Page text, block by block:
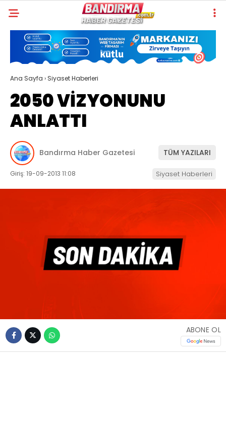
Ana Sayfa › Siyaset Haberleri
2050 VİZYONUNU
ANLATTI
Bandırma Haber Gazetesi TÜM YAZILARI
Giriş: 19-09-2013 11:08 Siyaset Haberleri
ABONE OL